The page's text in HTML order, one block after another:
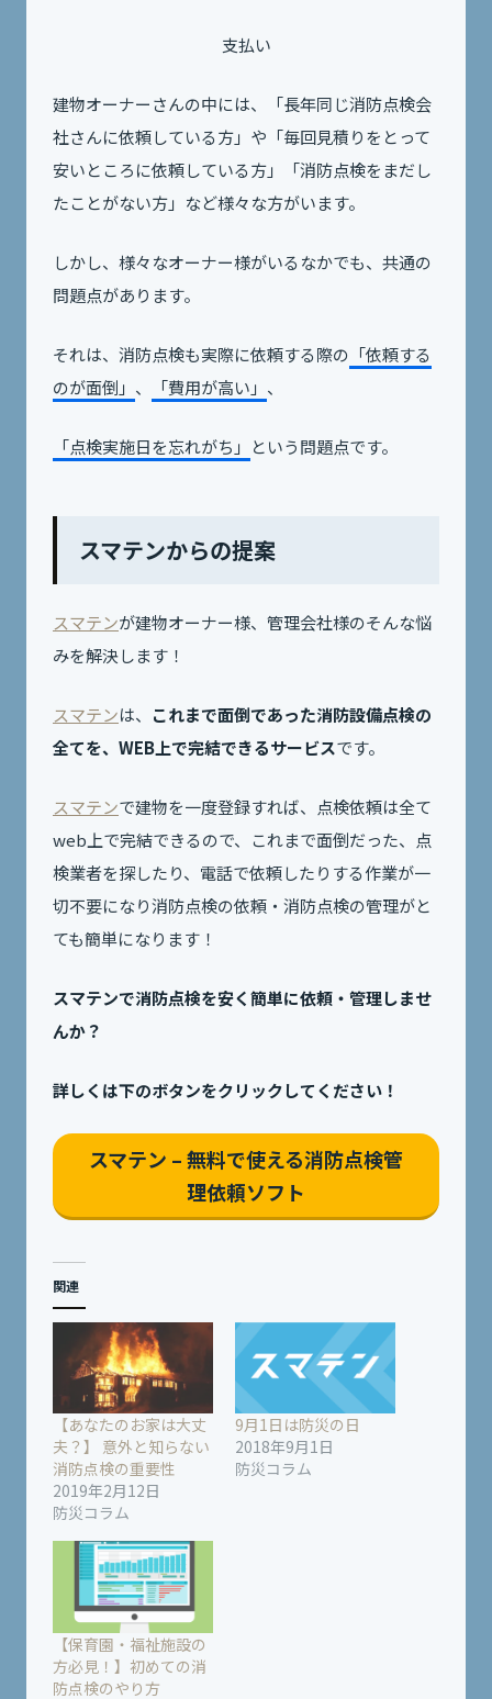
支払い
建物オーナーさんの中には、「長年同じ消防点検会
社さんに依頼している方」や「毎回見積りをとって
安いところに依頼している方」「消防点検をまだし
たことがない方」など様々な方がいます。
しかし、様々なオーナー様がいるなかでも、共通の
問題点があります。
それは、消防点検も実際に依頼する際の 「依頼する
のが面倒」 、 「費用が高い」 、
「点検実施日を忘れがち」 という問題点です。
スマテンからの提案
スマテンが建物オーナー様、管理会社様のそんな悩
みを解決します！
スマテンは、 これまで面倒であった消防設備点検の
全てを、WEB上で完結できるサービスです。
スマテンで建物を一度登録すれば、点検依頼は全て
web上で完結できるので、これまで面倒だった、点
検業者を探したり、電話で依頼したりする作業が一
切不要になり消防点検の依頼・消防点検の管理がと
ても簡単になります！
スマテンで消防点検を安く簡単に依頼・管理しませ
んか？
詳しくは下のボタンをクリックしてください！
スマテン – 無料で使える消防点検管
理依頼ソフト
関連
【あなたのお家は大丈
夫？】 意外と知らない
消防点検の重要性
2019年2月12日
防災コラム
9月1日は防災の日
2018年9月1日
防災コラム
【保育園・福祉施設の
方必見！】初めての消
防点検のやり方